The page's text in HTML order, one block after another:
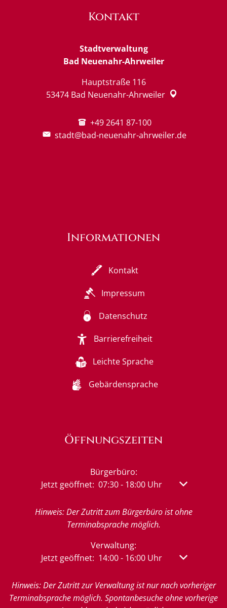
Kontakt
Stadtverwaltung
Bad Neuenahr-Ahrweiler
Hauptstraße 116
53474 Bad Neuenahr-Ahrweiler
+49 2641 87-100
stadt@bad-neuenahr-ahrweiler.de
Informationen
Kontakt
Impressum
Datenschutz
Barrierefreiheit
Leichte Sprache
Gebärdensprache
Öffnungszeiten
Bürgerbüro:
Klicken, um weitere Öffnungs- oder
Jetzt geöffnet: 07:30- 18:00Uhr Von 07:30
Hinweis: Der Zutritt zum Bürgerbüro ist ohne
Terminabsprache möglich.
Verwaltung:
Klicken, um weitere Öffnungs- oder
Jetzt geöffnet: 14:00- 16:00Uhr Von 14:00
Hinweis: Der Zutritt zur Verwaltung ist nur nach vorheriger
Terminabsprache möglich. Spontanbesuche ohne vorherige